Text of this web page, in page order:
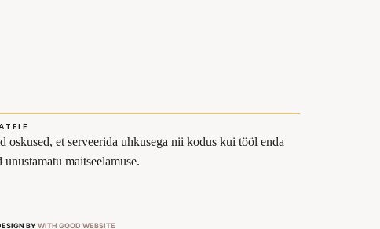
et serveerida uhkusega nii kodus kui tööl enda
maitseelamuse.
BY WITH GOOD WEBSITE